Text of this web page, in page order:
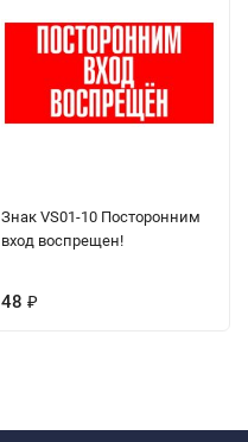
Знак VS01-10 Посторонним
вход воспрещен!
48 ₽